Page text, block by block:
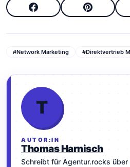
#Network Marketing #Direktvertrieb
T
AUTOR:IN
Thomas Harnisch
Schreibt für Agentur.rocks über